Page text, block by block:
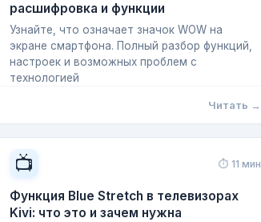
расшифровка и функции
Узнайте, что означает значок WOW на
экране смартфона. Полный разбор функций,
настроек и возможных проблем с
технологией
Читать →
📺 ⏱ 11 мин
Функция Blue Stretch в телевизорах
Kivi: что это и зачем нужна